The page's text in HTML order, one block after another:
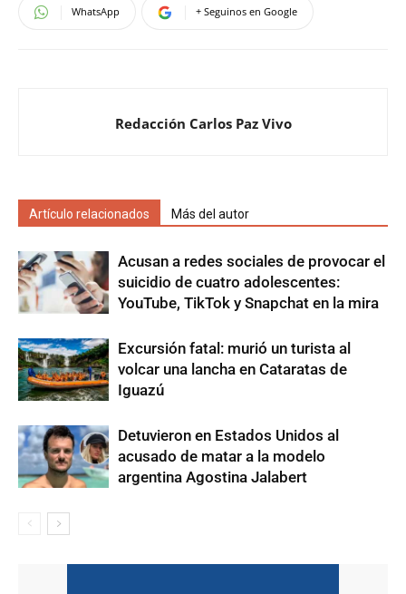
WhatsApp + Seguinos en Google
Redacción Carlos Paz Vivo
Artículo relacionados Más del autor
Acusan a redes sociales de provocar el
suicidio de cuatro adolescentes:
YouTube, TikTok y Snapchat en la mira
Excursión fatal: murió un turista al
volcar una lancha en Cataratas de
Iguazú
Detuvieron en Estados Unidos al
acusado de matar a la modelo
argentina Agostina Jalabert